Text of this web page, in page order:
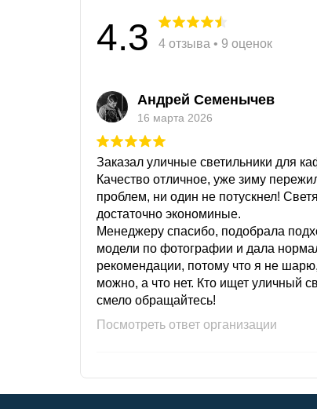
4.3 4 отзыва • 9 оценок
Андрей Семенычев
16 марта 2026
Заказал уличные светильники для
Качество отличное, уже зиму
проблем, ни один не потускнел!
достаточно экономиные.
Менеджеру спасибо, подобрала
модели по фотографии и дала
рекомендации, потому что я не
можно, а что нет. Кто ищет уличный
смело обращайтесь!
Посмотреть ответ организации